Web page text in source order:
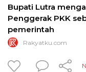
Bupati Lutra
Penggerak PKK
pemerintah
Rakyatku.com